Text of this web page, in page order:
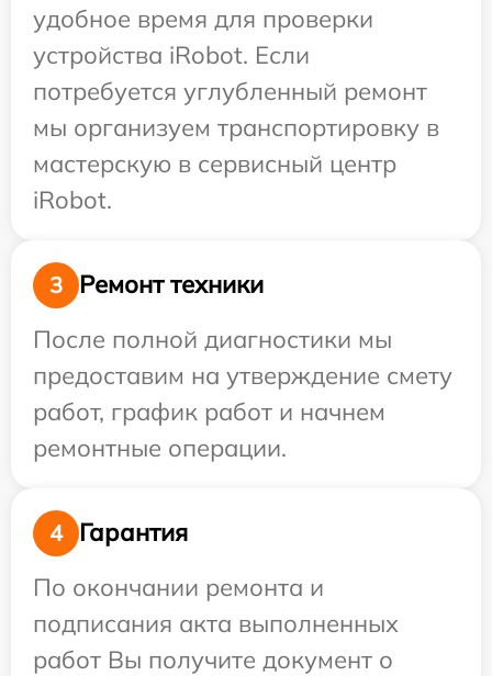
удобное время для проверки
устройства iRobot. Если
потребуется углубленный ремонт
мы организуем транспортировку в
мастерскую в сервисный центр
iRobot.
3
Ремонт техники
После полной диагностики мы
предоставим на утверждение смету
работ, график работ и начнем
ремонтные операции.
4
Гарантия
По окончании ремонта и
подписания акта выполненных
работ Вы получите документ о